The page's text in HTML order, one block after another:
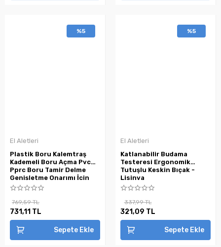
%5
El Aletleri
Plastik Boru Kalemtraş
Kademeli Boru Açma Pvc
Pprc Boru Tamir Delme
Genişletme Onarımı İçin
3lü Havşa Seti ( Lisinya )
769,59 TL
731,11 TL
Sepete Ekle
%5
El Aletleri
Katlanabilir Budama
Testeresi Ergonomik
Tutuşlu Keskin Bıçak -
Lisinya
337,99 TL
321,09 TL
Sepete Ekle